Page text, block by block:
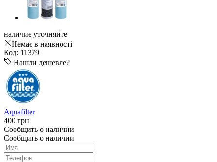
наличие уточняйте
Немає в наявності
Код: 11379
Нашли дешевле?
Aquafilter
400 грн
Сообщить о наличии
Сообщить о наличии